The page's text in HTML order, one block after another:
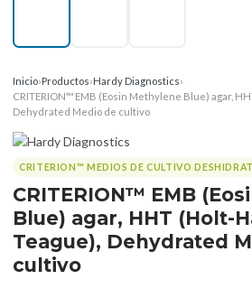
Inicio›Productos›Hardy Diagnostics›
CRITERION™ EMB (Eosin Methylene Blue) agar,
Dehydrated Medio de cultivo
CRITERION™ MEDIOS DE CULTIVO
CRITERION™ EMB
Blue) agar, HHT (Holt-
Teague), Dehydrated
cultivo